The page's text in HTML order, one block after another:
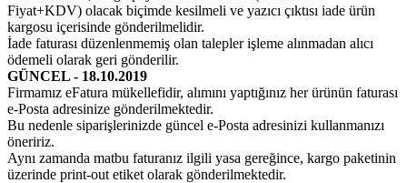
Fiyat+KDV) olacak biçimde kesilmeli ve yazıcı çıktısı iade ürün
kargosu içerisinde gönderilmelidir.
İade faturası düzenlenmemiş olan talepler işleme alınmadan alıcı
ödemeli olarak geri gönderilir.
GÜNCEL - 18.10.2019
Firmamız eFatura mükellefidir, alımını yaptığınız her ürünün faturası
e-Posta adresinize gönderilmektedir.
Bu nedenle siparişlerinizde güncel e-Posta adresinizi kullanmanızı
öneririz.
Aynı zamanda matbu faturanız ilgili yasa gereğince, kargo paketinin
üzerinde print-out etiket olarak gönderilmektedir.